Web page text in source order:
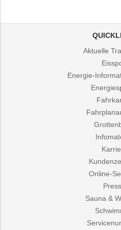
Aktuelle
Energie-
Online-
Sauna &